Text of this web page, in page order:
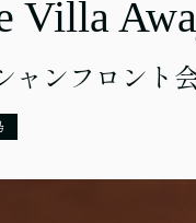
Villa
ャンフロント